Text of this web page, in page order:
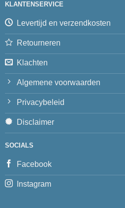
KLANTENSERVICE
Levertijd en verzendkosten
Retourneren
Klachten
Algemene voorwaarden
Privacybeleid
Disclaimer
SOCIALS
Facebook
Instagram